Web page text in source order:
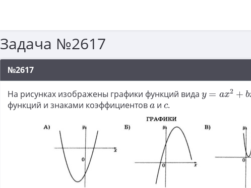
Задача №2617
№2617
На рисунках изображены графики функций вида y = ax2 + b
+ bx +
функций и знаками коэффициентов a
aи c
c.